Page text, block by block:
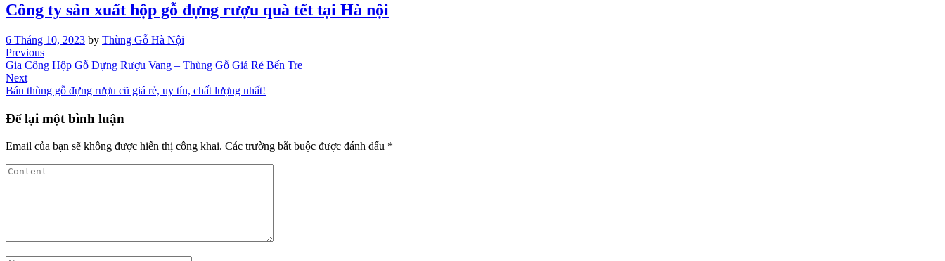
Công ty sản xuất hộp gỗ đựng rượu quà tết tại Hà nội
6 Tháng 10, 2023 by Thùng Gỗ Hà Nội
Điều
hướng
bài
viết
Previous
Post
Previous
Gia Công Hộp Gỗ Đựng Rượu Vang – Thùng Gỗ Giá Rẻ Bến Tre
Next
Post
Next
Bán thùng gỗ đựng rượu cũ giá rẻ, uy tín, chất lượng nhất!
Để lại một bình luận
Email của bạn sẽ không được hiển thị công khai. Các trường bắt buộc được đánh dấu *